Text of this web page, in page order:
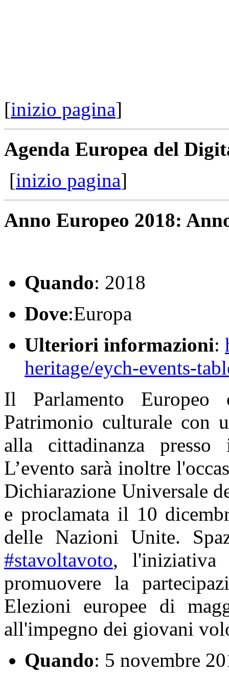
[inizio pagina]
Agenda Europea del
[inizio pagina]
Anno Europeo 2018:
Quando: 2018
Dove:Europa
Ulteriori informazioni:
heritage/eych-events-
Il Parlamento Europeo
Patrimonio culturale con
alla cittadinanza
L’evento sarà inoltre
Dichiarazione Universale
e proclamata il 10
delle Nazioni Unite.
#stavoltavoto, l'iniziativa
promuovere la
Elezioni europee di
all'impegno dei giovani
Quando: 5 novembre